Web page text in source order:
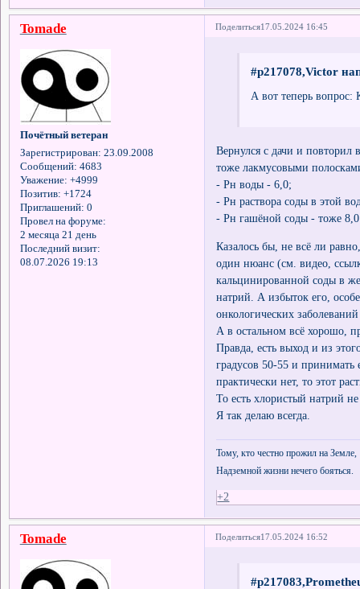
Поделиться17.05.2024 16:45
Tomade
Почётный ветеран
Зарегистрирован: 23.09.2008
Сообщений: 4683
Уважение: +4999
Позитив: +1724
Приглашений: 0
Провел на форуме:
2 месяца 21 день
Последний визит:
08.07.2026 19:13
#p217078,Victor
А вот теперь вопрос:
Вернулся с дачи и повторил
тоже лакмусовыми
- Рн воды - 6,0;
- Рн раствора соды в этой
- Рн гашёной соды - тоже
Казалось бы, не всё ли
один нюанс (см. видео,
кальцинированной соды в
натрий. А избыток его,
онкологических
А в остальном всё хорошо,
Правда, есть выход и из
градусов 50-55 и принимать
практически нет, то этот
То есть хлористый натрий не
Я так делаю всегда.
Тому, кто честно прожил на Земле,
Надземной жизни нечего бояться.
+2
Поделиться17.05.2024 16:52
Tomade